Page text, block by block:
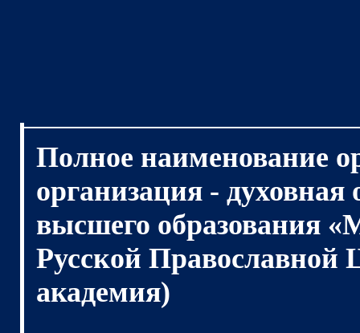
Полное наименование
организация - духовная
высшего образования
Русской Православной
академия)